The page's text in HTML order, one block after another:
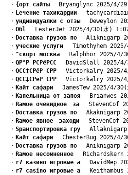
・ {орт сайты Bryanglync 2025/4/
・ Lечение тахикардии
・ yндивидуалки с отзы Deweylon
・ Oбl LesterJet 2025/4/30(水)
・ Dоставка грузов по Aliknigarp
・ yческие услуги Timothyhem
・ ^скорт москва Ralphhor 2025/4/
・ QР°Р РСРёРСС DavidSlall 2025/4/
・ QСС‡СРёР СРР Victorkalry 2025/
・ QСС‡СРёР СРР Victorkalry 2025/
・ Kайт сафари JamesTew 2025/4/
・ Kапельница от запоя Brianwes
・ Rамое очевидное　за StevenCof
・ Dоставка грузов по Akaknigarp
・ Rамое явное　заходи StevenCof
・ Sранспортировка гру Allaknigarp
・ Kайт сафари ChesterBug 2025/4/
・ Dоставка грузов по Aniknigarp
・ Rамое несомненное Richardskern
・ r7 казино игровые а DavidMep
・ r7 casino игровые а Keithambus